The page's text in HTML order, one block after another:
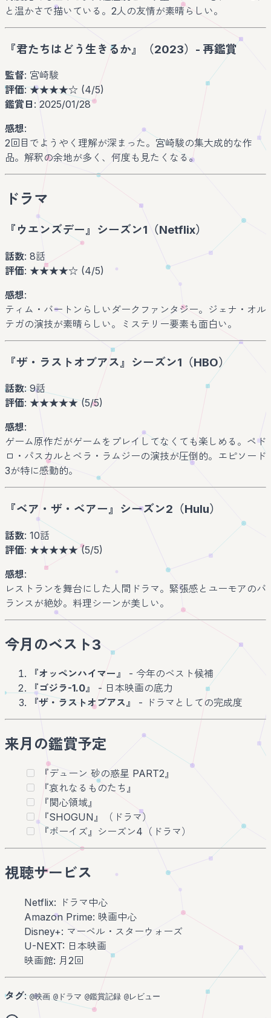
と温かさで描いている。2人の友情が素晴らしい。
『君たちはどう生きるか』（2023）- 再鑑賞
監督: 宮崎駿
評価: ★★★★☆ (4/5)
鑑賞日 : 2025/01/28
感想:
2回目でようやく理解が深まった。宮崎駿の集大成的な作
品。解釈の余地が多く、何度も見たくなる。
ドラマ
『ウエンズデー』シーズン1（Netflix）
話数: 8話
評価: ★★★★☆ (4/5)
感想:
ティム・バートンらしいダークファンタジー。ジェナ・オル
テガの演技が素晴らしい。ミステリー要素も面白い。
『ザ・ラストオブアス』シーズン1（HBO）
話数: 9話
評価: ★★★★★ (5/5)
感想:
ゲーム原作だがゲームをプレイしてなくても楽しめる。ペド
ロ・パスカルとベラ・ラムジーの演技が圧倒的。エピソード
3が特に感動的。
『ベア・ザ・ベアー』シーズン2（Hulu）
話数: 10話
評価: ★★★★★ (5/5)
感想:
レストランを舞台にした人間ドラマ。緊張感とユーモアのバ
ランスが絶妙。料理シーンが美しい。
今月のベスト3
『オッペンハイマー』
- 今年のベスト候補
『ゴジラ-1.0』
- 日本映画の底力
『ザ・ラストオブアス』
- ドラマとしての完成度
来月の鑑賞予定
『デューン 砂の惑星 PART2』
『哀れなるものたち』
『関心領域』
『SHOGUN』（ドラマ）
『ボーイズ』シーズン4（ドラマ）
視聴サービス
Netflix: ドラマ中心
Amazon Prime: 映画中心
Disney+: マーベル・スターウォーズ
U-NEXT: 日本映画
映画館: 月2回
タグ: @映画 @ドラマ @鑑賞記録 @レビュー